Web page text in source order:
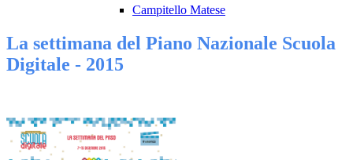
Campitello Matese
La settimana del Piano Nazionale Scuola
Digitale - 2015